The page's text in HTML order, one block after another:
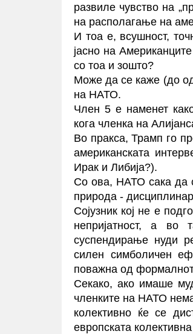
развиле чувство на
на располагање на
И тоа е, всушност,
јасно на
со тоа и зошто?
Може да се каже (до
на НАТО.
Член 5 е наменет
кога членка на
Во пракса, Трамп го
американската
Ирак и Либија?).
Со ова, НАТО сака да
природа -
Сојузник кој не е
непријатност, а во
суспендирање нуди
силен симболичен
поважна од
Секако, ако имаше
членките на НАТО
колективно ќе се
европската